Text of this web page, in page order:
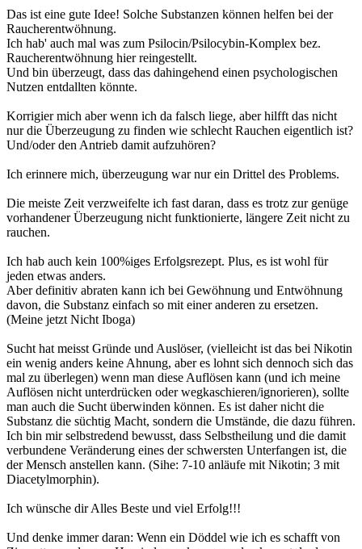
Das ist eine gute Idee! Solche Substanzen können helfen bei der
Raucherentwöhnung.
Ich hab' auch mal was zum Psilocin/Psilocybin-Komplex bez.
Raucherentwöhnung hier reingestellt.
Und bin überzeugt, dass das dahingehend einen psychologischen
Nutzen entdallten könnte.
Korrigier mich aber wenn ich da falsch liege, aber hilfft das nicht
nur die Überzeugung zu finden wie schlecht Rauchen eigentlich ist?
Und/oder den Antrieb damit aufzuhören?
Ich erinnere mich, überzeugung war nur ein Drittel des Problems.
Die meiste Zeit verzweifelte ich fast daran, dass es trotz zur genüge
vorhandener Überzeugung nicht funktionierte, längere Zeit nicht zu
rauchen.
Ich hab auch kein 100%iges Erfolgsrezept. Plus, es ist wohl für
jeden etwas anders.
Aber definitiv abraten kann ich bei Gewöhnung und Entwöhnung
davon, die Substanz einfach so mit einer anderen zu ersetzen.
(Meine jetzt Nicht Iboga)
Sucht hat meisst Gründe und Auslöser, (vielleicht ist das bei Nikotin
ein wenig anders keine Ahnung, aber es lohnt sich dennoch sich das
mal zu überlegen) wenn man diese Auflösen kann (und ich meine
Auflösen nicht unterdrücken oder wegkaschieren/ignorieren), sollte
man auch die Sucht überwinden können. Es ist daher nicht die
Substanz die süchtig Macht, sondern die Umstände, die dazu führen.
Ich bin mir selbstredend bewusst, dass Selbstheilung und die damit
verbundene Veränderung eines der schwersten Unterfangen ist, die
der Mensch anstellen kann. (Sihe: 7-10 anläufe mit Nikotin; 3 mit
Diacetylmorphin).
Ich wünsche dir Alles Beste und viel Erfolg!!!
Und denke immer daran: Wenn ein Döddel wie ich es schafft von